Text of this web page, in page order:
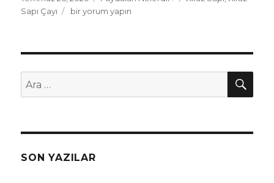
tarihi
Sapı Çayı
Kiraz
için
bir yorum yapın
Ara:
SON YAZILAR